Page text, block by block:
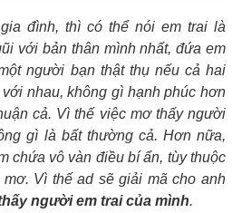
đình, thì có thể nói em trai là
với bản thân mình nhất, đứa em
người bạn thật thụ nếu cả hai
nhau, không gì hạnh phúc hơn
cả. Vì thế việc mơ thấy người
gì là bất thường cả. Hơn nữa,
chứa vô vàn điều bí ẩn, tùy thuộc
Vì thế ad sẽ giải mã cho anh
người em trai của mình.